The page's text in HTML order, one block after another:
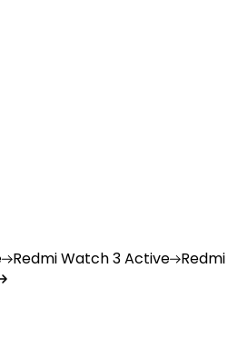
RedmiWatch 3 Active Redmi